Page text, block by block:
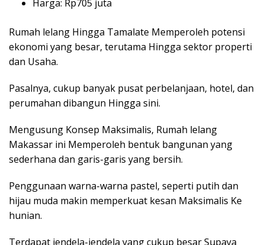
Harga: Rp705 juta
Rumah lelang Hingga Tamalate Memperoleh potensi
ekonomi yang besar, terutama Hingga sektor properti
dan Usaha.
Pasalnya, cukup banyak pusat perbelanjaan, hotel, dan
perumahan dibangun Hingga sini.
Mengusung Konsep Maksimalis, Rumah lelang
Makassar ini Memperoleh bentuk bangunan yang
sederhana dan garis-garis yang bersih.
Penggunaan warna-warna pastel, seperti putih dan
hijau muda makin memperkuat kesan Maksimalis Ke
hunian.
Terdapat jendela-jendela yang cukup besar Supaya